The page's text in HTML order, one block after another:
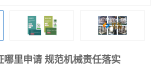
哪里申请 规范机械责任落实